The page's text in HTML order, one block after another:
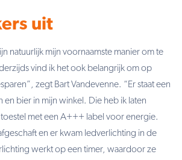
uit
natuurlijk mijn voornaamste manier om te
vind ik het ook belangrijk om op
zegt Bart Vandevenne. “Er staat een
en bier in mijn winkel. Die heb ik laten
met een A+++ label voor energie.
en er kwam ledverlichting in de
werkt op een timer, waardoor ze